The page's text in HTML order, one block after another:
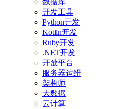
数据库
开发工具
Python开发
Kotlin开发
Ruby开发
.NET开发
开放平台
服务器运维
架构师
大数据
云计算